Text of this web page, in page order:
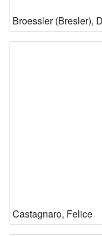
Castagnaro, Felice